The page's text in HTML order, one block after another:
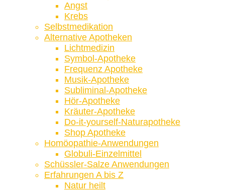
Angst
Krebs
Selbstmedikation
Alternative Apotheken
Lichtmedizin
Symbol-Apotheke
Frequenz Apotheke
Musik-Apotheke
Subliminal-Apotheke
Hör-Apotheke
Kräuter-Apotheke
Do-it-yourself-Naturapotheke
Shop Apotheke
Homöopathie-Anwendungen
Globuli-Einzelmittel
Schüssler-Salze Anwendungen
Erfahrungen A bis Z
Natur heilt